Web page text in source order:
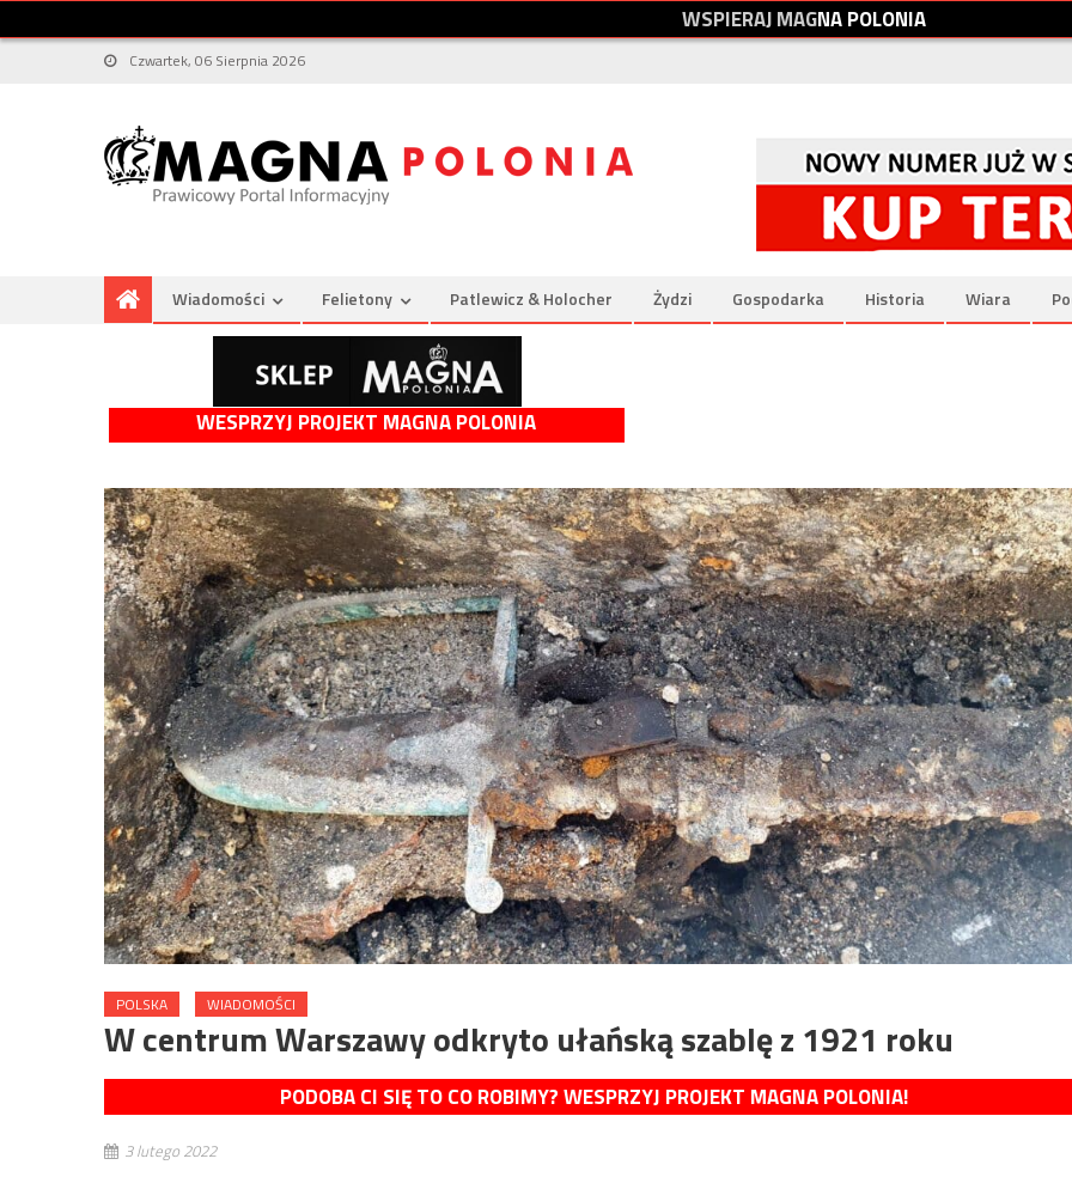
WSPIERAJMAGNAPOLONIA
Czwartek, 06 Sierpnia 2026
Wiadomości Felietony Patlewicz & Holocher Żydzi Gospodarka Historia Wiara
WESPRZYJ PROJEKT MAGNA POLONIA
POLSKA WIADOMOŚCI
W centrum Warszawy odkryto ułańską szablę z 1921 roku
PODOBA CI SIĘ TO CO ROBIMY? WESPRZYJ PROJEKT MAGNA POLONIA!
3 lutego 2022